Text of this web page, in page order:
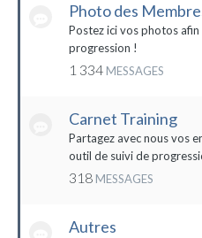
Photo des
Postez ici vos photos
progression !
1 334 MESSAGES
Carnet Training
Partagez avec nous vos
outil de suivi de
318 MESSAGES
Autres